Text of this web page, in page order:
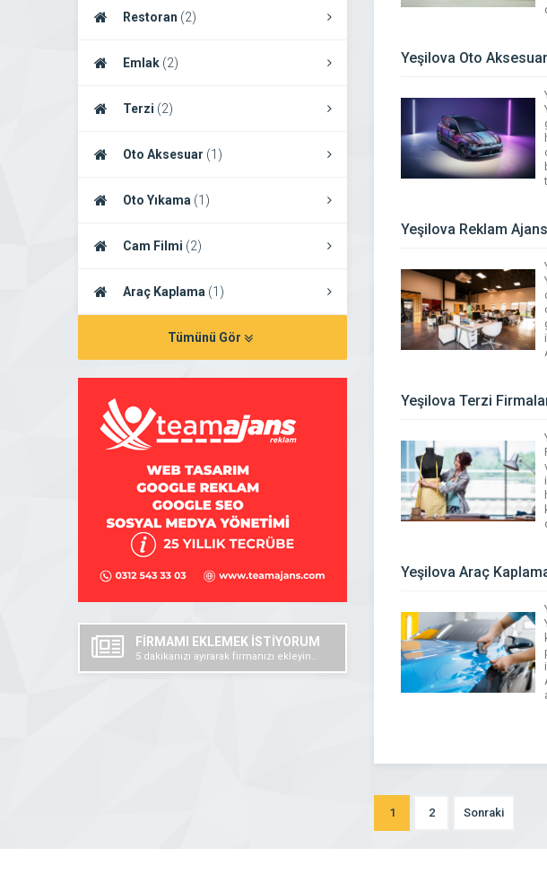
Restoran (2)
Emlak (2)
Terzi (2)
Oto Aksesuar (1)
Oto Yıkama (1)
Cam Filmi (2)
Araç Kaplama (1)
Tümünü Gör
FİRMAMI EKLEMEK İSTİYORUM
5 dakikanızı ayırarak firmanızı ekleyin..
Yeşilova Oto
Yeşilova Reklam
Yeşilova Terzi
Yeşilova Araç
1 2 Sonraki